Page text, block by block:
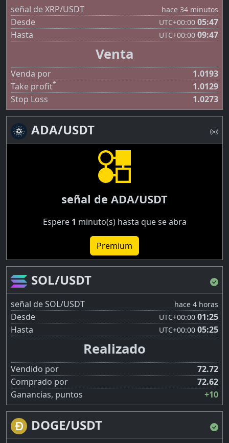
señal de XRP/USDT hace 34 minutos
Desde UTC+00:00 05:47
Hasta
UTC+00:00 09:47
Venta
Venda por
1.0193
Take profit*
1.0129
Stop Loss
1.0273
ADA/USDT
señal de ADA/USDT
Espere 1 minuto(s) hasta que se abra
Premium
SOL/USDT
señal de SOL/USDT hace 4 horas
Desde UTC+00:00 01:25
Hasta
UTC+00:00 05:25
Realizado
Vendido por
72.72
Comprado por
72.62
Ganancias, puntos
+10
DOGE/USDT